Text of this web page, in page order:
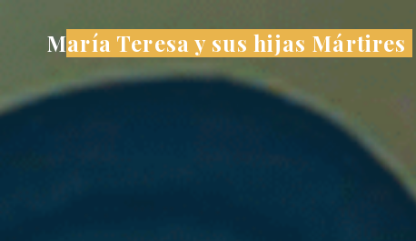
María Teresa y sus hijas Mártires